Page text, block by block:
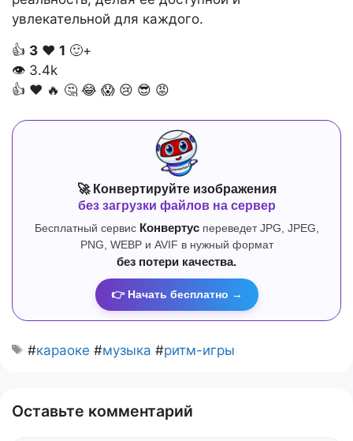
увлекательной для каждого.
👍 3 ❤️ 1 🙂+
👁 3.4k
👍 ❤️ 🔥 🤔 😂 😱 😢 😎 😡
🚀 Конвертируйте изображения
без загрузки файлов на сервер
Бесплатный сервис Конвертуспереведет JPG, JPEG,
PNG, WEBP и AVIF в нужный формат
без потери качества.
👉 Начать бесплатно →
#караоке #музыка #ритм-игры
Оставьте комментарий